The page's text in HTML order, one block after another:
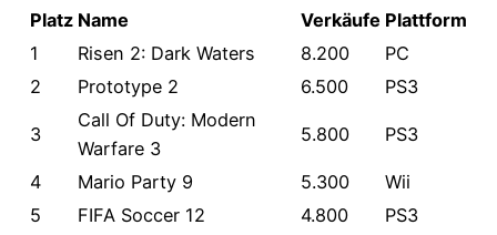
Platz Name Verkäufe Plattform
1
Risen 2: Dark Waters 8.200
PC
2
Prototype 2 6.500 PS3
3
Call Of Duty: Modern
Warfare 3
5.800 PS3
4 Mario Party 9 5.300
Wii
5
FIFA Soccer 12 4.800
PS3